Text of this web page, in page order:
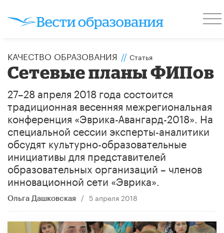
КАЧЕСТВО ОБРАЗОВАНИЯ // Статья
Сетевые планы ФИПов
27–28 апреля 2018 года состоится
традиционная весенняя межрегиональная
конференция «Эврика-Авангард-2018». На
специальной сессии эксперты-аналитики
обсудят культурно-образовательные
инициативы для представителей
образовательных организаций – членов
инновационной сети «Эврика».
Ольга Дашковская / 5 апреля 2018